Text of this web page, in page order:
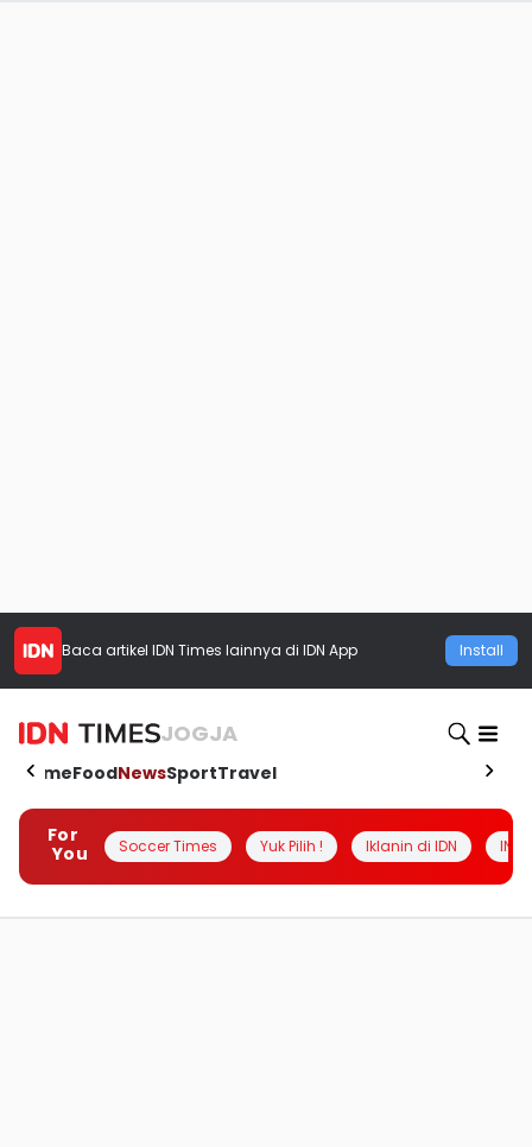
Baca artikel IDN Times lainnya di IDN App Install
JOGJA
HomeFoodNewsSportTravel
For
You
Soccer Times Yuk Pilih ! Iklanin di IDN